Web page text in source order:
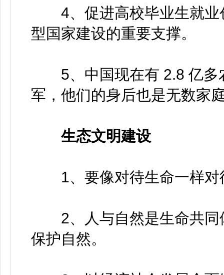
4、促进高校毕业生就业
型国家建设的重要支撑。
5、中国现在有 2.8 亿多
军，他们的身后也是无数家
生态文明建设
1、要像对待生命一样对
2、人与自然是生命共同
保护自然。